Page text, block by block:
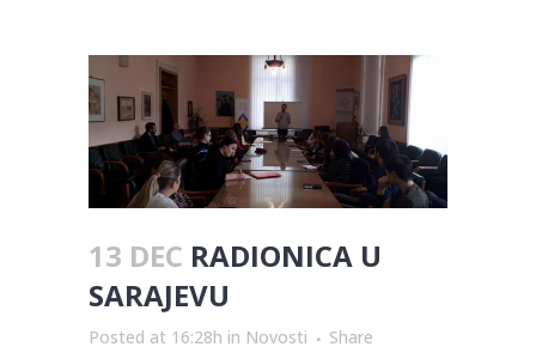
13 DEC RADIONICA U
SARAJEVU
Posted at 16:28h in Novosti Share